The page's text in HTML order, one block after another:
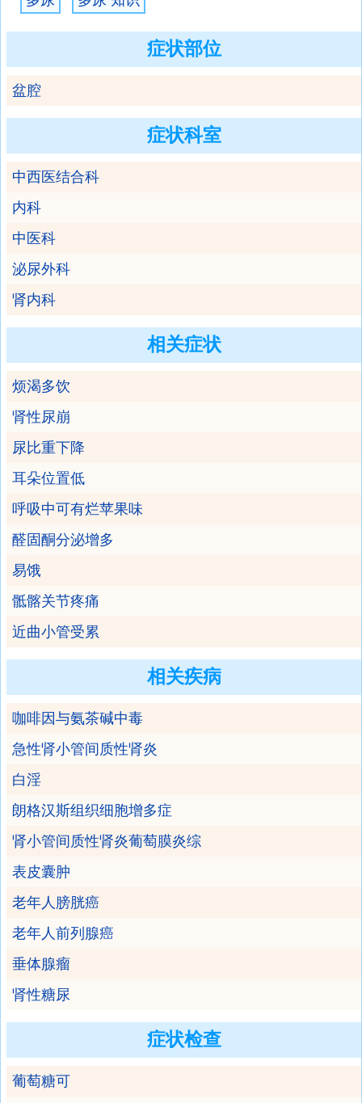
症状部位
盆腔
症状科室
中西医结合科
内科
中医科
泌尿外科
肾内科
相关症状
烦渴多饮
肾性尿崩
尿比重下降
耳朵位置低
呼吸中可有烂苹果味
醛固酮分泌增多
易饿
骶髂关节疼痛
近曲小管受累
相关疾病
咖啡因与氨茶碱中毒
急性肾小管间质性肾炎
白淫
朗格汉斯组织细胞增多症
肾小管间质性肾炎葡萄膜炎综
表皮囊肿
老年人膀胱癌
老年人前列腺癌
垂体腺瘤
肾性糖尿
症状检查
葡萄糖可